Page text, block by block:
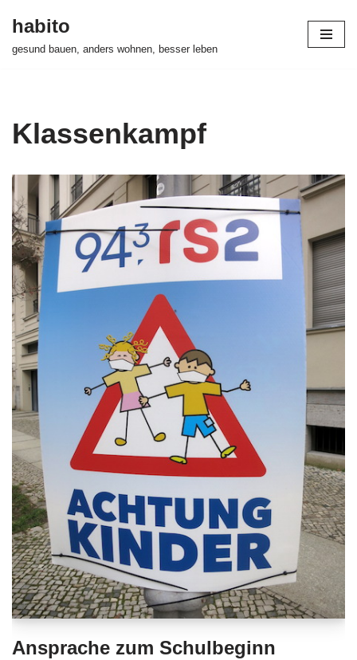
habito
gesund bauen, anders wohnen, besser leben
Klassenkampf
Ansprache zum Schulbeginn